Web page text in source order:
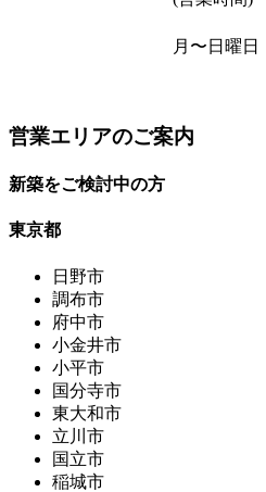
月〜日曜日
営業エリアのご案内
新築をご検討中の方
東京都
日野市
調布市
府中市
小金井市
小平市
国分寺市
東大和市
立川市
国立市
稲城市